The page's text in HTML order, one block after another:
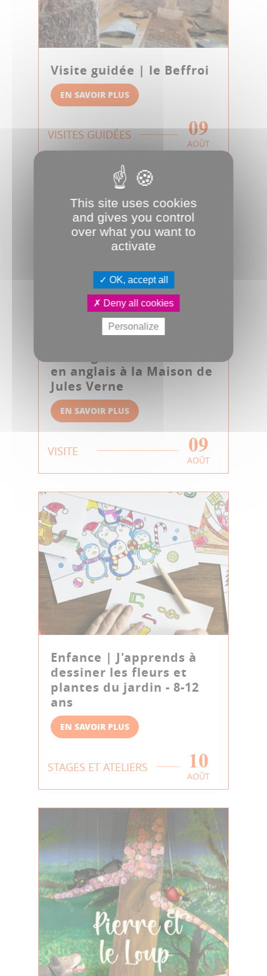
Visite guidée | le Beffroi
EN SAVOIR PLUS
VISITES GUIDÉES 09
AOÛT
en anglais à la Maison de
Jules Verne
EN SAVOIR PLUS
VISITE 09
AOÛT
Enfance | J'apprends à
dessiner les fleurs et
plantes du jardin - 8-12
ans
EN SAVOIR PLUS
STAGES ET ATELIERS 10
AOÛT
This site uses cookies
and gives you control
over what you want to
activate
OK, accept all
Deny all cookies
Personalize